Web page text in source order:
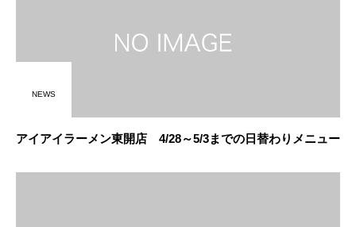
NEWS
アイアイラーメン東開店 4/28～5/3までの日替わりメニュー